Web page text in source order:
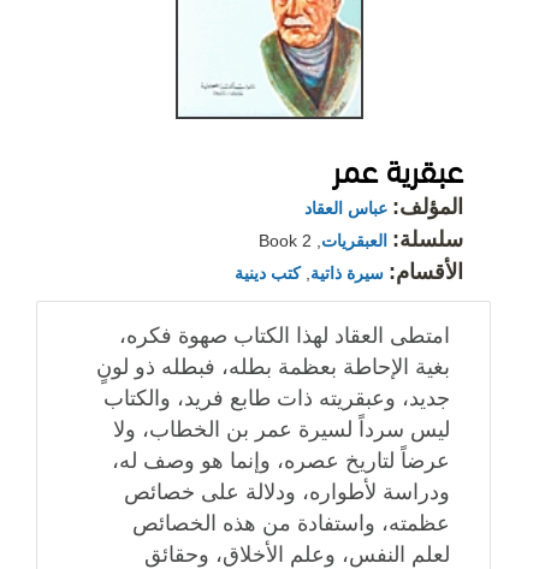
عبقرية عمر
المؤلف: عباس العقاد
سلسلة: العبقريات, Book 2
الأقسام: سيرة ذاتية,كتب دينية
امتطى العقاد لهذا الكتاب صهوة فكره،
بغية الإحاطة بعظمة بطله، فبطله ذو لونٍ
جديد، وعبقريته ذات طابع فريد، والكتاب
ليس سرداً لسيرة عمر بن الخطاب، ولا
عرضاً لتاريخ عصره، وإنما هو وصف له،
ودراسة لأطواره، ودلالة على خصائص
عظمته، واستفادة من هذه الخصائص
لعلم النفس، وعلم الأخلاق، وحقائق